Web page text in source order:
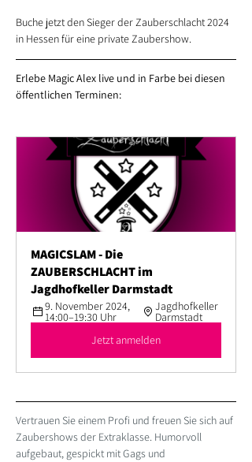
Buche jetzt den Sieger der Zauberschlacht 2024
in Hessen für eine private Zaubershow.
Erlebe Magic Alex live und in Farbe bei diesen
öffentlichen Terminen:
MAGICSLAM - Die
ZAUBERSCHLACHT im
Jagdhofkeller Darmstadt
9. November 2024,
14:00–19:30 Uhr
Jagdhofkeller
Darmstadt
Jetzt anmelden
Vertrauen Sie einem Profi und freuen Sie sich auf
Zaubershows der Extraklasse. Humorvoll
aufgebaut, gespickt mit Gags und